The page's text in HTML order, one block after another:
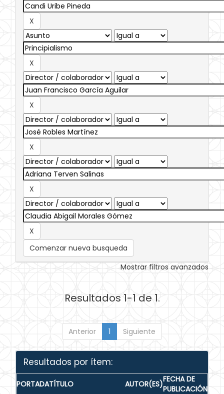
Comenzar nueva busqueda
Mostrar filtros avanzados
Resultados 1-1 de 1.
Anterior 1 Siguiente
Resultados por ítem:
PORTADATÍTULO AUTOR(ES)FECHA DE
PUBLICACIÓN